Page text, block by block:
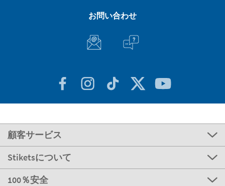
お問い合わせ
顧客サービス
Stiketsについて
100％安全